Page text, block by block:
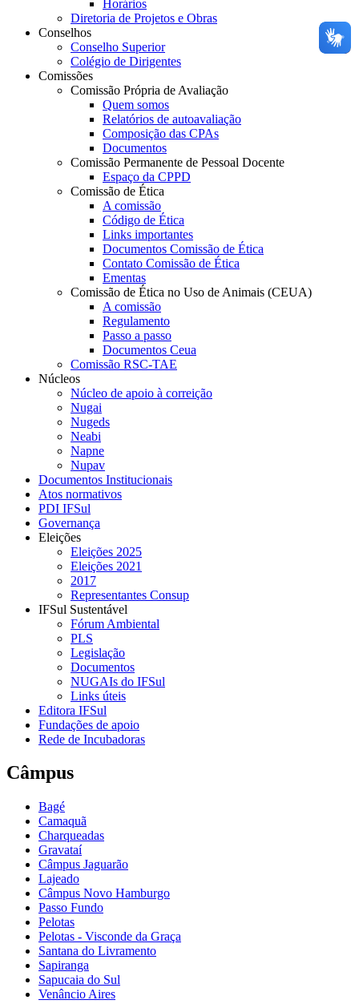
Horários
Diretoria de Projetos e Obras
Conselhos
Conselho Superior
Colégio de Dirigentes
Comissões
Comissão Própria de Avaliação
Quem somos
Relatórios de autoavaliação
Composição das CPAs
Documentos
Comissão Permanente de Pessoal Docente
Espaço da CPPD
Comissão de Ética
A comissão
Código de Ética
Links importantes
Documentos Comissão de Ética
Contato Comissão de Ética
Ementas
Comissão de Ética no Uso de Animais (CEUA)
A comissão
Regulamento
Passo a passo
Documentos Ceua
Comissão RSC-TAE
Núcleos
Núcleo de apoio à correição
Nugai
Nugeds
Neabi
Napne
Nupav
Documentos Institucionais
Atos normativos
PDI IFSul
Governança
Eleições
Eleições 2025
Eleições 2021
2017
Representantes Consup
IFSul Sustentável
Fórum Ambiental
PLS
Legislação
Documentos
NUGAIs do IFSul
Links úteis
Editora IFSul
Fundações de apoio
Rede de Incubadoras
Câmpus
Bagé
Camaquã
Charqueadas
Gravataí
Câmpus Jaguarão
Lajeado
Câmpus Novo Hamburgo
Passo Fundo
Pelotas
Pelotas - Visconde da Graça
Santana do Livramento
Sapiranga
Sapucaia do Sul
Venâncio Aires